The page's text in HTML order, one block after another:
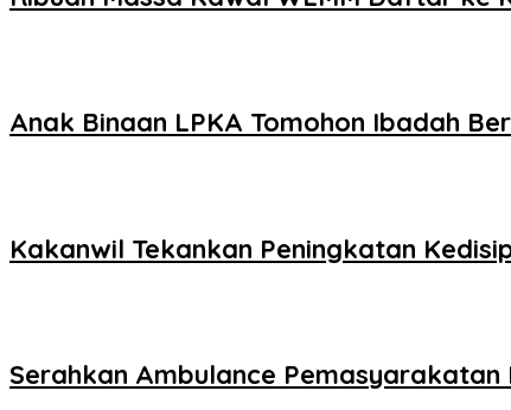
Anak Binaan LPKA Tomohon Ibadah
Kakanwil Tekankan Peningkatan
Serahkan Ambulance